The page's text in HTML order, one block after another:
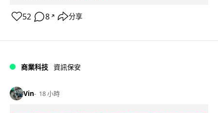
52 8 ↗ 分享
商業科技 資訊保安
Vin 18 小時